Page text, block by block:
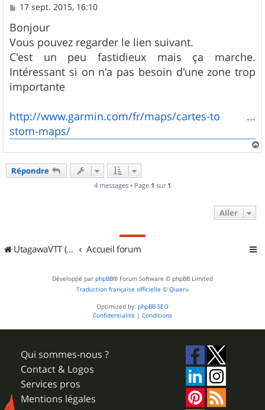
M
s
s
a
g
e
17 sept. 2015, 16:10
Bonjour
Vous pouvez regarder le lien suivant.
C'est un peu fastidieux mais ça marche.
Intéressant si on n'a pas besoin d'une zone trop
importante
http://www.garmin.com/fr/maps/cartes-to ...
stom-maps/
a
Répondre
4 messages • Page 1 sur 1
Aller
UtagawaVTT (Randos VTT et VTTAE avec traces GPS) Accueil forum
Développé par phpBB® Forum Software © phpBB Limited
Traduction française officielle © Qiaeru
Optimized by: phpBB SEO
Confidentialité | Conditions
Qui sommes-nous ?
Contact & Logos
Services pros
Mentions légales